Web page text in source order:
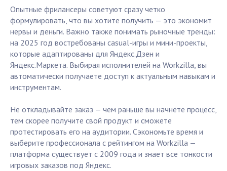
Опытные фрилансеры советуют сразу четко
формулировать, что вы хотите получить — это экономит
нервы и деньги. Важно также понимать рыночные тренды:
на 2025 год востребованы casual-игры и мини-проекты,
которые адаптированы для Яндекс.Дзен и
Яндекс.Маркета. Выбирая исполнителей на Workzilla, вы
автоматически получаете доступ к актуальным навыкам и
инструментам.
Не откладывайте заказ — чем раньше вы начнёте процесс,
тем скорее получите свой продукт и сможете
протестировать его на аудитории. Сэкономьте время и
выберите профессионала с рейтингом на Workzilla —
платформа существует с 2009 года и знает все тонкости
игровых заказов под Яндекс.